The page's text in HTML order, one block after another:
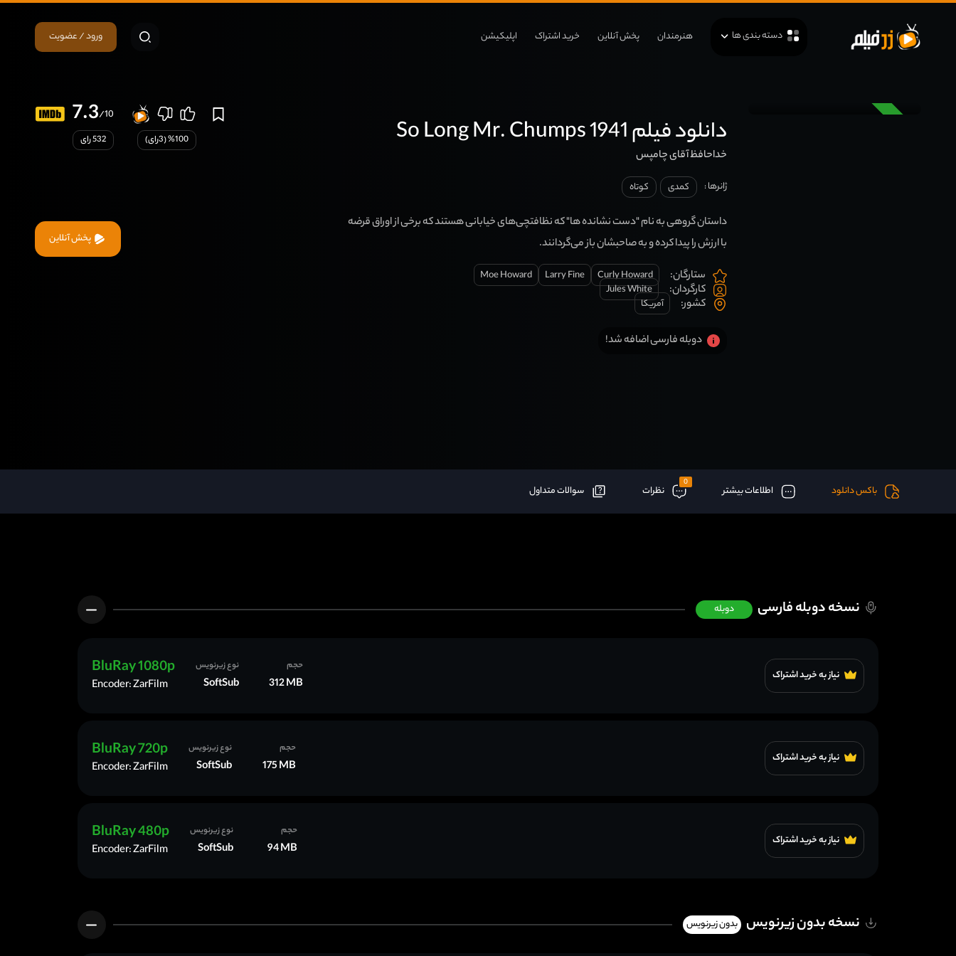
دسته بندی ها هنرمندان پخش آنلاین خرید اشتراک اپلیکیشن ورود / عضویت
دانلود فیلم So Long Mr. Chumps 1941
خداحافظ آقای چامپس
ژانرها : کمدی کوتاه
داستان گروهی به نام "دست نشانده ها" که نظافتچی‌های خیابانی هستند که برخی از اوراق قرضه
با ارزش را پیدا کرده و به صاحبشان باز می‌گردانند.
ستارگان:
Curly Howard
Larry Fine
Moe Howard
کارگردان: Jules White
کشور: آمریکا
دوبله فارسی اضافه شد!
7.3/10
532 رای 100
% (
3رای)
پخش آنلاین
باکس دانلود اطلاعات بیشتر
0
نظرات سوالات متداول
نسخه دوبله فارسی دوبله
نیاز به خرید اشتراک
حجم
312 MB
نوع زیرنویس
SoftSub
BluRay 1080p
Encoder: ZarFilm
نیاز به خرید اشتراک
حجم
175 MB
نوع زیرنویس
SoftSub
BluRay 720p
Encoder: ZarFilm
نیاز به خرید اشتراک
حجم
94 MB
نوع زیرنویس
SoftSub
BluRay 480p
Encoder: ZarFilm
نسخه بدون زیرنویس بدون زیرنویس